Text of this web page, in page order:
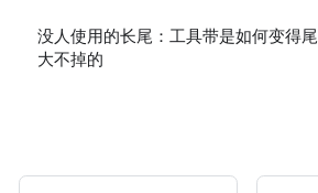
没人使用的长尾：工具带是如何变得尾
大不掉的